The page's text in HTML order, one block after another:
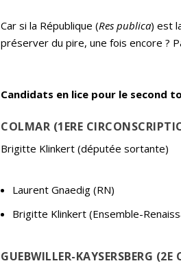
Car si la République (Res publica) est
préserver du pire, une fois encore ?
Candidats en lice pour le second
COLMAR (1ERE
Brigitte Klinkert (députée sortante)
Laurent Gnaedig (RN)
Brigitte Klinkert (Ensemble-
GUEBWILLER-KAYSERSBERG